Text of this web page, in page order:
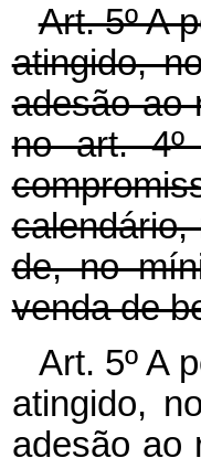
Art. 5º A
atingido,
adesão ao
no art. 4º
calendário,
de, no
venda de
Art. 5º A
atingido,
adesão ao